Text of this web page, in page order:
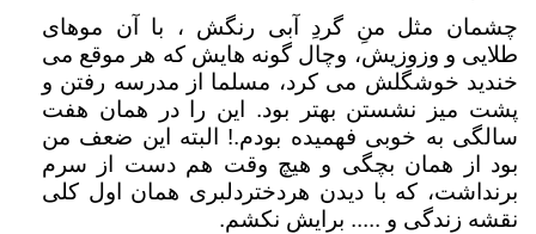
چشمان مثل منِ گردِ آبی رنگش ، با آن موهای
طلایی و وزوزیش، وچال گونه هایش که هر موقع می
خندید خوشگلش می کرد، مسلما از مدرسه رفتن و
پشت میز نشستن بهتر بود. این را در همان هفت
سالگی به خوبی فهمیده بودم.! البته این ضعف من
بود از همان بچگی و هیچ وقت هم دست از سرم
برنداشت، که با دیدن هردختردلبری همان اول کلی
نقشه زندگی و ..... برایش نکشم.